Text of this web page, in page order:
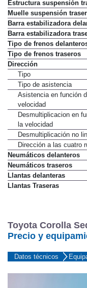
Estructura suspensión
Muelle suspensión
Barra estabilizadora
Barra estabilizadora
Tipo de frenos
Tipo de frenos traseros
Dirección
Tipo
Tipo de asistencia
Asistencia en función
velocidad
Desmultiplicacion en
la velocidad
Desmultiplicación no
Dirección a las cuatro
Neumáticos delanteros
Neumáticos traseros
Llantas delanteras
Llantas Traseras
Toyota Corolla
Precio y
Datos técnicos